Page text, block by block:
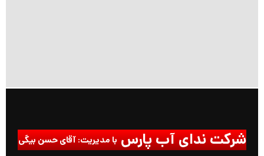
شرکت ندای آب پارس با مدیریت: آقای حسن بیگی